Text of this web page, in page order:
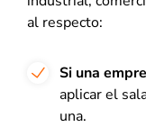
al respecto:
Si una
aplicar el
una.